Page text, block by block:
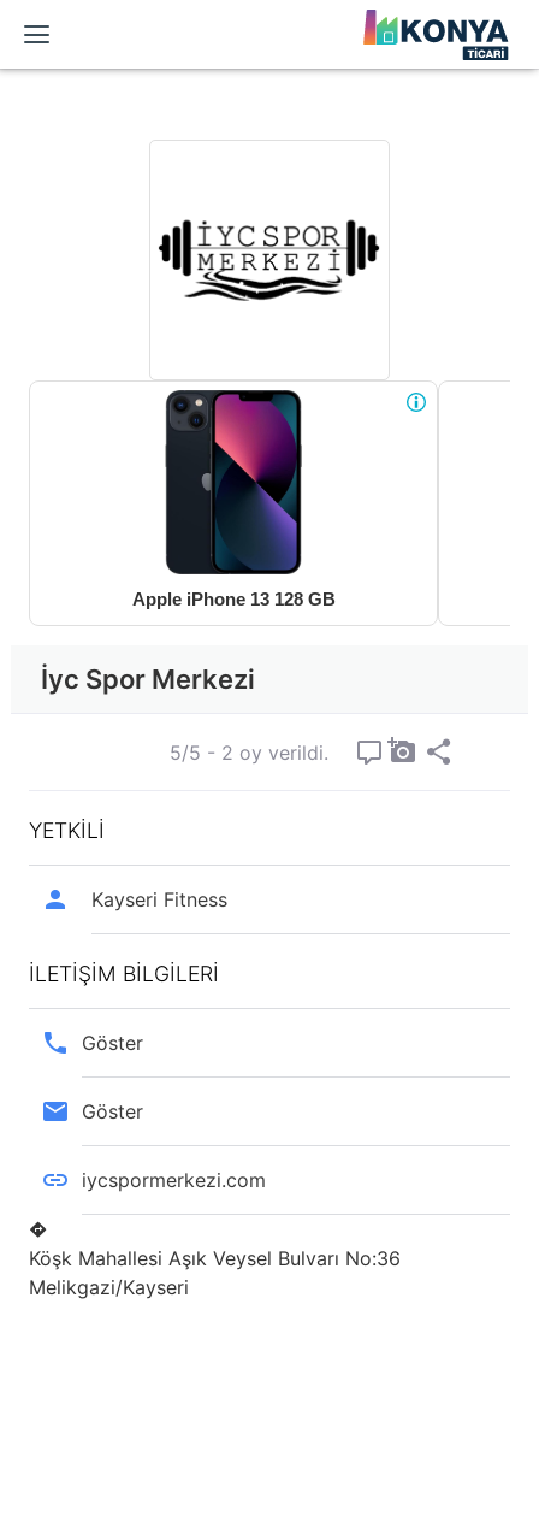
Apple iPhone 13 128 GB
İyc Spor Merkezi
5/5 - 2 oy verildi.
YETKİLİ
Kayseri Fitness
İLETİŞİM BİLGİLERİ
Göster
Göster
iycspormerkezi.com
Köşk Mahallesi Aşık Veysel Bulvarı No:36
Melikgazi/Kayseri